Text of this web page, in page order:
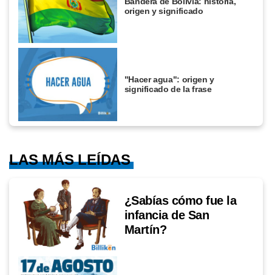
origen y significado
"Hacer agua": origen y
significado de la frase
LAS MÁS LEÍDAS
¿Sabías cómo fue la
infancia de San
Martín?